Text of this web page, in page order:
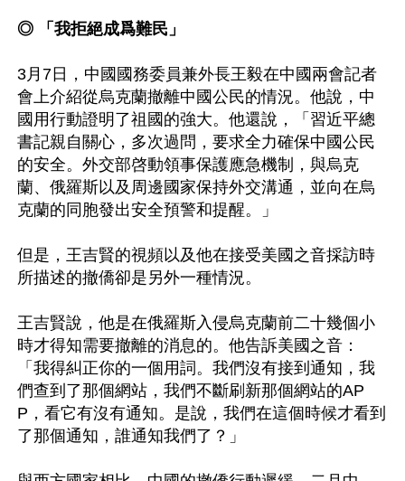
◎ 「我拒絕成爲難民」
3月7日，中國國務委員兼外長王毅在中國兩會記者
會上介紹從烏克蘭撤離中國公民的情況。他說，中
國用行動證明了祖國的強大。他還說，「習近平總
書記親自關心，多次過問，要求全力確保中國公民
的安全。外交部啓動領事保護應急機制，與烏克
蘭、俄羅斯以及周邊國家保持外交溝通，並向在烏
克蘭的同胞發出安全預警和提醒。」
但是，王吉賢的視頻以及他在接受美國之音採訪時
所描述的撤僑卻是另外一種情況。
王吉賢說，他是在俄羅斯入侵烏克蘭前二十幾個小
時才得知需要撤離的消息的。他告訴美國之音：
「我得糾正你的一個用詞。我們沒有接到通知，我
們查到了那個網站，我們不斷刷新那個網站的AP
P，看它有沒有通知。是說，我們在這個時候才看到
了那個通知，誰通知我們了？」